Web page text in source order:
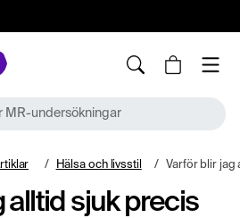
MR-undersökningar
Hälsa och livsstil Varför blir jag alltid
alltid sjuk precis